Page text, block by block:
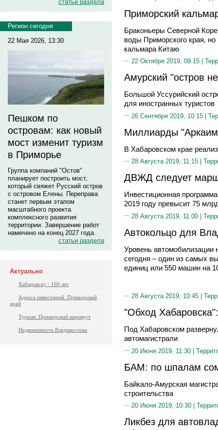
статьи раздела
Регион сегодня
22 Мая 2026, 13:30
Пешком по
островам: как новый
мост изменит туризм
в Приморье
Группа компаний "Остов"
планирует построить мост,
который свяжет Русский остров
с островом Елены. Переправа
станет первым этапом
масштабного проекта
комплексного развития
территории. Завершение работ
намечено на конец 2027 года.
статьи раздела
Актуально
Хабаровску - 160 лет
Адреса инвестиций. Приморский
край
Туризм: Приморский маршрут
Недвижимость Владивостока
Приморский
Браконьеры Cеверной
воды Приморского края,
кальмара Китаю
22 Октября 2019, 09:15 |
Амурский "остров
Большой Уссурийский
для иностранных туристов
26 Сентября 2019, 10:15 |
Миллиарды
В Хабаровском крае
28 Августа 2019, 11:15 |
ДВЖД следует
Инвестиционная
2019 году превысит 75
28 Августа 2019, 11:00 |
Автокольцо для
Уровень автомобилизации
сегодня – один из самых
единиц или 550 машин на
28 Августа 2019, 10:45 |
"Обход
Под Хабаровском
автомагистрали
20 Июня 2019, 11:30 |
БАМ: по шпалам
Байкало-Амурская
строительства
20 Июня 2019, 10:30 |
Ликбез для